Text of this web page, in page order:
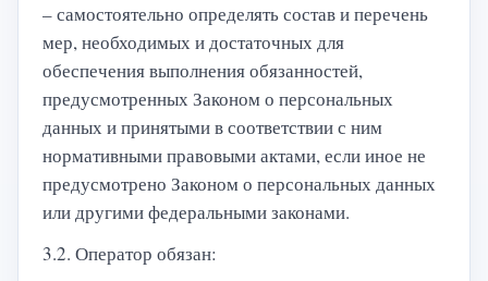
– самостоятельно определять состав и перечень
мер, необходимых и достаточных для
обеспечения выполнения обязанностей,
предусмотренных Законом о персональных
данных и принятыми в соответствии с ним
нормативными правовыми актами, если иное не
предусмотрено Законом о персональных данных
или другими федеральными законами.
3.2. Оператор обязан: